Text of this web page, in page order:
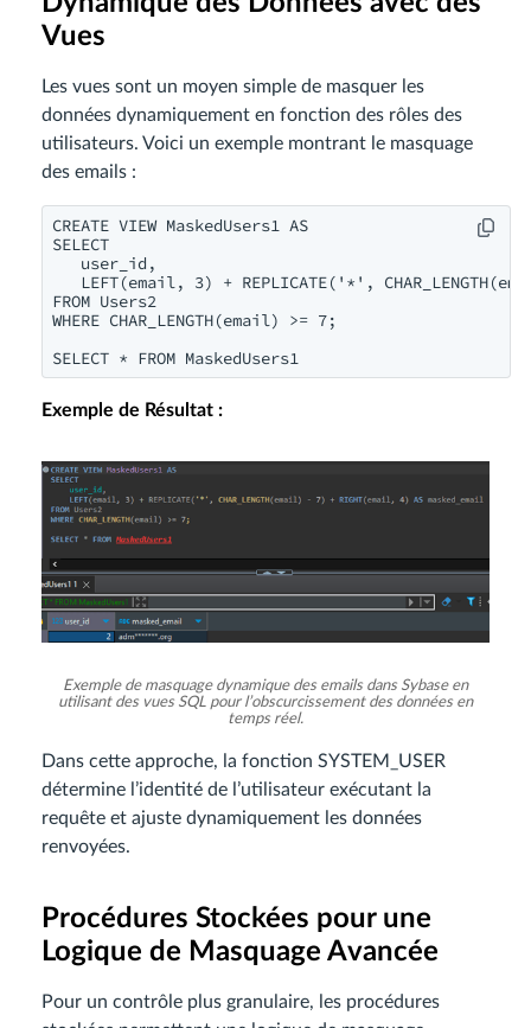
Vues
Les vues sont un moyen simple de masquer les
données dynamiquement en fonction des rôles des
utilisateurs. Voici un exemple montrant le masquage
des emails :
CREATE VIEW MaskedUsers1 AS
SELECT
   user_id,
LEFT(email, 3) + REPLICATE('*',
FROM Users2
WHERE CHAR_LENGTH(email) >= 7;
Exemple de Résultat :
Exemple de masquage dynamique des emails dans Sybase en
utilisant des vues SQL pour l’obscurcissement des données en
temps réel.
Dans cette approche, la fonction SYSTEM_USER
détermine l’identité de l’utilisateur exécutant la
requête et ajuste dynamiquement les données
renvoyées.
Procédures Stockées pour une
Logique de Masquage Avancée
Pour un contrôle plus granulaire, les procédures